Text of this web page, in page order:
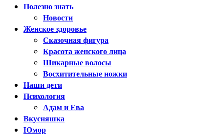
Полезно знать
Новости
Женское здоровье
Сказочная фигура
Красота женского лица
Шикарные волосы
Восхитительные ножки
Наши дети
Психология
Адам и Ева
Вкусняшка
Юмор